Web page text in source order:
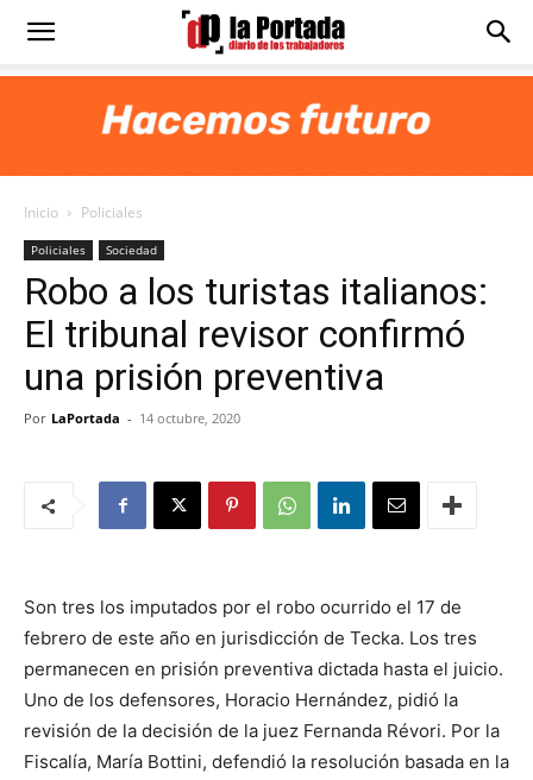
Diario
Portada
Inicio Policiales
Policiales Sociedad
Robo a los turistas italianos:
El tribunal revisor confirmó
una prisión preventiva
Por LaPortada - 14 octubre, 2020
Son tres los imputados por el robo ocurrido el 17 de
febrero de este año en jurisdicción de Tecka. Los tres
permanecen en prisión preventiva dictada hasta el juicio.
Uno de los defensores, Horacio Hernández, pidió la
revisión de la decisión de la juez Fernanda Révori. Por la
Fiscalía, María Bottini, defendió la resolución basada en la